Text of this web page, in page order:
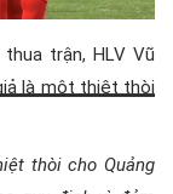
thua trận, HLV Vũ
là một thiệt thòi
thòi cho Quảng